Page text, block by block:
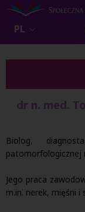
PL
dr n. med.
Biolog,
patomorfologicznej
Jego praca
m.in. nerek, mięśni